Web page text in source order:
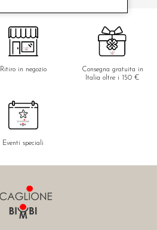
Ritiro in negozio
Consegna gratuita in
Italia oltre i 150 €
Eventi speciali